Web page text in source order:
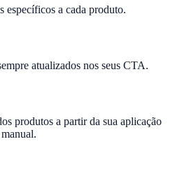
específicos a cada produto.
atualizados nos seus CTA.
produtos a partir da sua aplicação